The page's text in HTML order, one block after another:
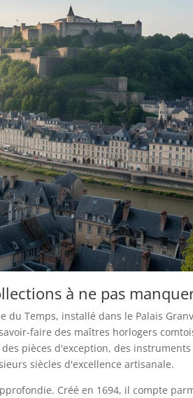
à ne pas
du Temps, installé dans le Palais
faire des maîtres horlogers
pièces d'exception, des
siècles d'excellence artisanale.
Créé en 1694, il compte